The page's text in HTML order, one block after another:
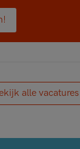
alle vacatures